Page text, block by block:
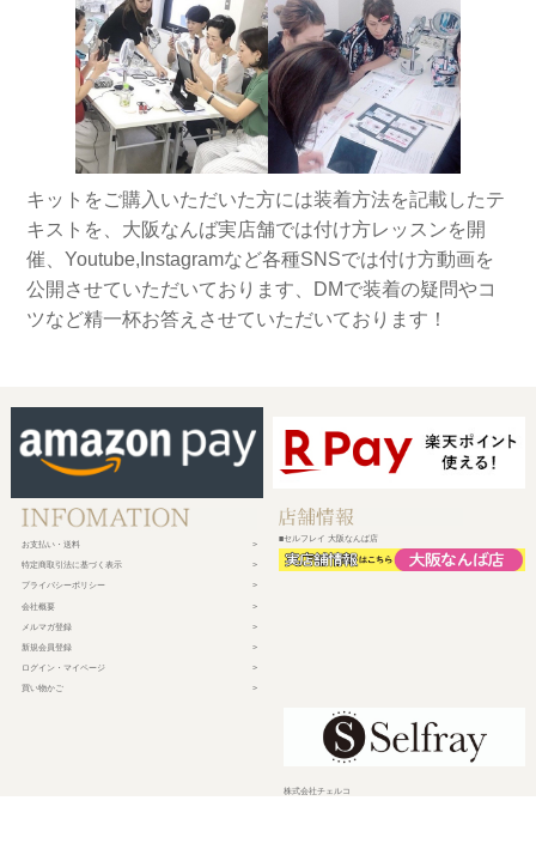
キットをご購入いただいた方には装着方法を記載したテ
キストを、大阪なんば実店舗では付け方レッスンを開
催、Youtube,Instagramなど各種SNSでは付け方動画を
公開させていただいております、DMで装着の疑問やコ
ツなど精一杯お答えさせていただいております！
お支払い・送料
特定商取引法に基づく表示
プライバシーポリシー
会社概要
メルマガ登録
新規会員登録
ログイン・マイページ
買い物かご
■セルフレイ 大阪なんば店
株式会社チェルコ